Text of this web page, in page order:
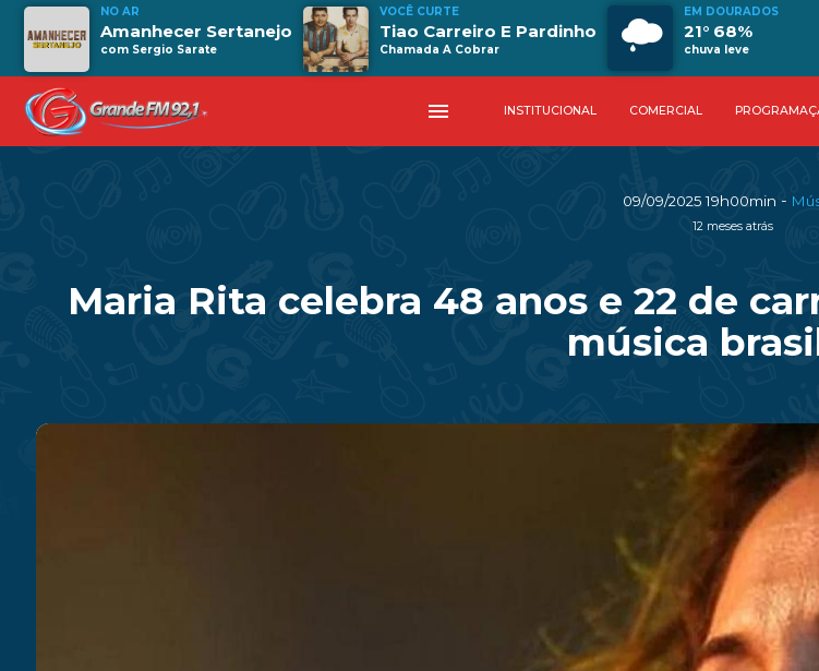
NO AR
Amanhecer Sertanejo
com Sergio Sarate
VOCÊ CURTE
Tiao Carreiro E Pardinho
Chamada A Cobrar
EM DOURADOS
21° 68%
chuva leve
menu INSTITUCIONAL COMERCIAL
09/09/2025 19h00min -
12 meses atrás
Maria Rita celebra 48 anos e 22 de
música